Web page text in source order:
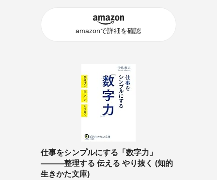
amazonで詳細を確認
仕事をシンプルにする「数字力」
―――整理する 伝える やり抜く (知的
生きかた文庫)